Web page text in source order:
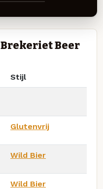
Beer
Stijl
Glutenvrij
Wild Bier
Wild Bier